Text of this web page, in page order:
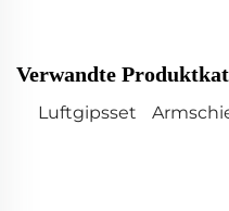
Verwandte
Luftgipsset